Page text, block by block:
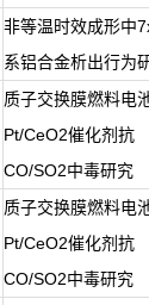
非等温时效成形中
系铝合金析出行为
质子交换膜燃料电
Pt/CeO2催化剂抗
CO/SO2中毒研究
质子交换膜燃料电
Pt/CeO2催化剂抗
CO/SO2中毒研究